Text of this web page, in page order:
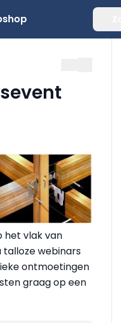
het vlak van
webinars
ontmoetingen
graag op een